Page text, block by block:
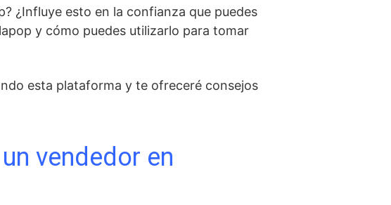
¿Influye esto en la confianza que puedes
y cómo puedes utilizarlo para tomar
esta plataforma y te ofreceré consejos
vendedor en